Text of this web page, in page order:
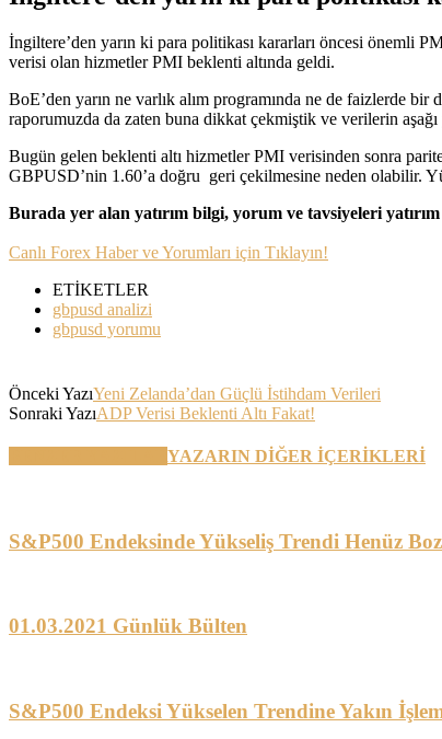
İngiltere’den yarın ki para politikası kararları öncesi önemli
verisi olan hizmetler PMI beklenti altında geldi.
BoE’den yarın ne varlık alım programında ne de faizlerde
raporumuzda da zaten buna dikkat çekmiştik ve verilerin
Bugün gelen beklenti altı hizmetler PMI verisinden sonra
GBPUSD’nin 1.60’a doğru geri çekilmesine neden olabilir.
Burada yer alan yatırım bilgi, yorum ve tavsiyeleri yatırım
Canlı Forex Haber ve Yorumları için Tıklayın!
ETİKETLER
gbpusd analizi
gbpusd yorumu
Önceki YazıYeni Zelanda’dan Güçlü İstihdam Verileri
Sonraki YazıADP Verisi Beklenti Altı Fakat!
YAZARIN DİĞER İÇERİKLERİ
S&P500 Endeksinde Yükseliş Trendi Henüz
01.03.2021 Günlük Bülten
S&P500 Endeksi Yükselen Trendine Yakın